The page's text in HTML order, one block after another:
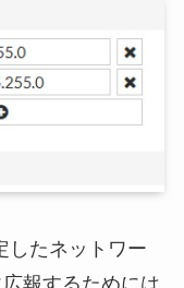
したネットワー
報するためには